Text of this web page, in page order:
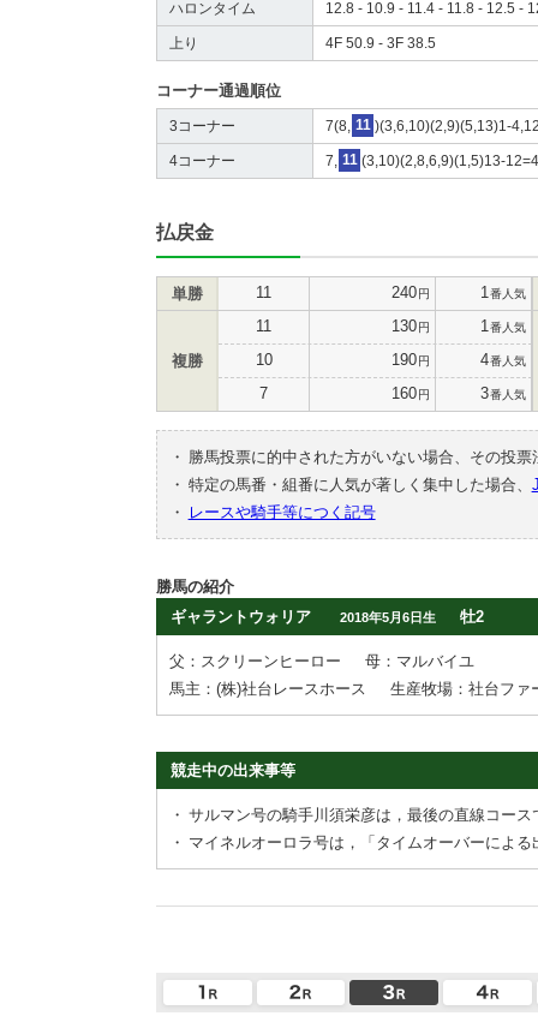
ハロンタイム 12.8 - 10.9 - 11.4 - 11.8 - 12.5 -
上り 4F 50.9 - 3F 38.5
コーナー通過順位
3コーナー 7(8, 11 )(3,6,10)(2,9)(5,13)1-
4コーナー 7, 11 (3,10)(2,8,6,9)(1,5)13-
払戻金
単勝 11 240円 1 番人気
複勝
11 130円 1 番人気
10 190円 4番人気
7 160円 3番人気
・
勝馬投票に的中された方がいない場合、その投
・ 特定の馬番・組番に人気が著しく集中した場合、
・
レースや騎手等につく記号
勝馬の紹介
ギャラントウォリア
2018年5月6日生 牡2
父：スクリーンヒーロー
母：マルバイユ
馬主：(株)社台レースホース
生産牧場：社台ファ
競走中の出来事等
・ サルマン号の騎手川須栄彦は，最後の直線コー
・ マイネルオーロラ号は，「タイムオーバーによ